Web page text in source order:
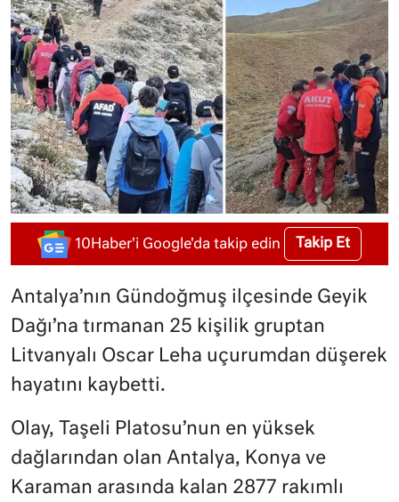
10Haber'i Google'da takip edin Takip Et
Antalya’nın Gündoğmuş ilçesinde Geyik
Dağı’na tırmanan 25 kişilik gruptan
Litvanyalı Oscar Leha uçurumdan düşerek
hayatını kaybetti.
Olay, Taşeli Platosu’nun en yüksek
dağlarından olan Antalya, Konya ve
Karaman arasında kalan 2877 rakımlı